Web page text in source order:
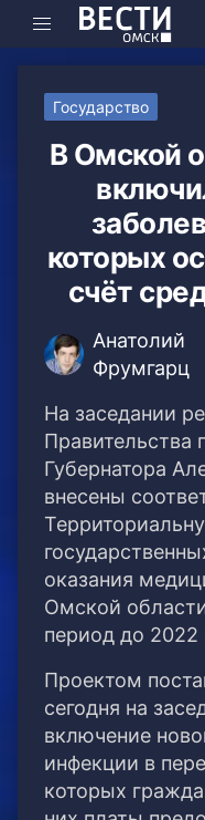
Государство
В Омской
которых
счёт
Анатолий
Фрумгарц
На заседании
Правительства
Губернатора
внесены
оказания
Омской
период до 2022
Проектом
сегодня на
включение
инфекции в
которых